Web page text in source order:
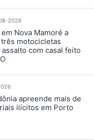
2026
Nova Mamoré a
motocicletas
com casal feito
apreende mais de
ilícitos em Porto